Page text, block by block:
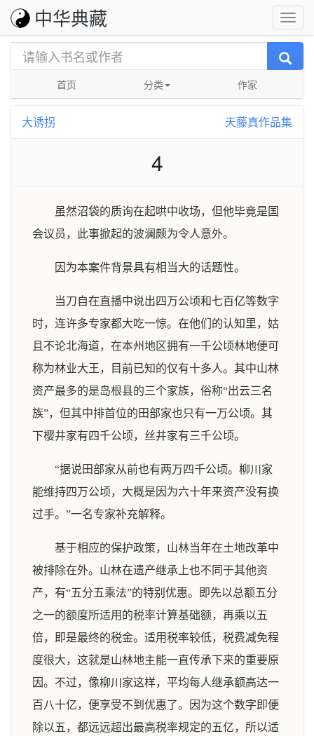
中华典藏
首页 分类 作家
大诱拐 天藤真作品集
4
虽然沼袋的质询在起哄中收场，但他毕竟是国
会议员，此事掀起的波澜颇为令人意外。
因为本案件背景具有相当大的话题性。
当刀自在直播中说出四万公顷和七百亿等数字
时，连许多专家都大吃一惊。在他们的认知里，姑
且不论北海道，在本州地区拥有一千公顷林地便可
称为林业大王，目前已知的仅有十多人。其中山林
资产最多的是岛根县的三个家族，俗称“出云三名
族”，但其中排首位的田部家也只有一万公顷。其
下樱井家有四千公顷，丝井家有三千公顷。
“据说田部家从前也有两万四千公顷。柳川家
能维持四万公顷，大概是因为六十年来资产没有换
过手。”一名专家补充解释。
基于相应的保护政策，山林当年在土地改革中
被排除在外。山林在遗产继承上也不同于其他资
产，有“五分五乘法”的特别优惠。即先以总额五分
之一的额度所适用的税率计算基础额，再乘以五
倍，即是最终的税金。适用税率较低，税费减免程
度很大，这就是山林地主能一直传承下来的重要原
因。不过，像柳川家这样，平均每人继承额高达一
百八十亿，便享受不到优惠了。因为这个数字即便
除以五，都远远超出最高税率规定的五亿，所以适